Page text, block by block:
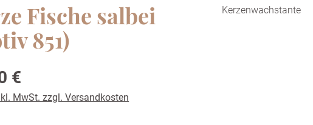
Fische salbei
851)
Kerzenwachstante
Preis:
€
MwSt. zzgl. Versandkosten